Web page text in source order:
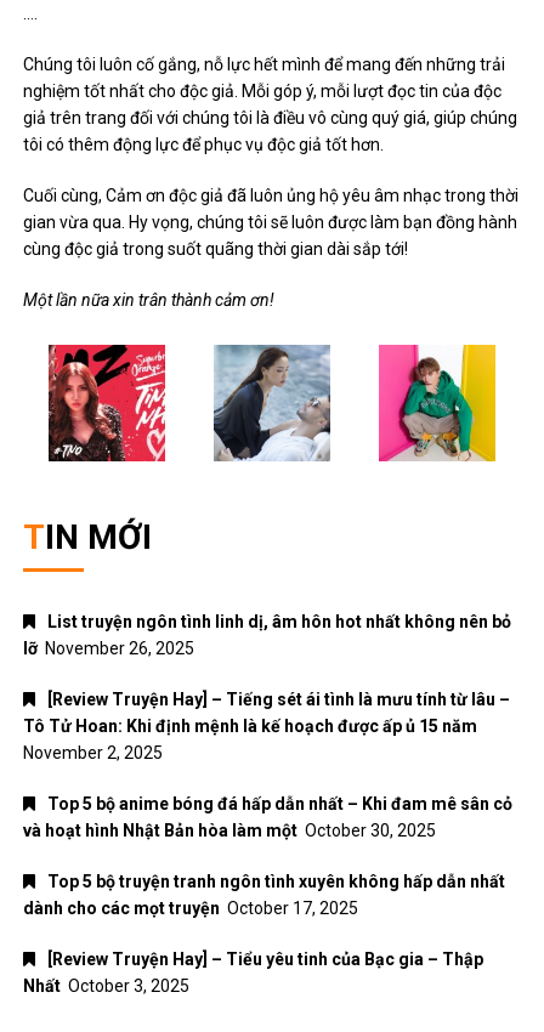
Chúng tôi luôn cố gắng, nỗ lực hết mình để mang đến những trải
nghiệm tốt nhất cho độc giả. Mỗi góp ý, mỗi lượt đọc tin của độc
giả trên trang đối với chúng tôi là điều vô cùng quý giá, giúp chúng
tôi có thêm động lực để phục vụ độc giả tốt hơn.
Cuối cùng, Cảm ơn độc giả đã luôn ủng hộ yêu âm nhạc trong thời
gian vừa qua. Hy vọng, chúng tôi sẽ luôn được làm bạn đồng hành
cùng độc giả trong suốt quãng thời gian dài sắp tới!
Một lần nữa xin trân thành cảm ơn!
TIN MỚI
List truyện ngôn tình linh dị, âm hôn hot nhất không nên bỏ
lỡ November 26, 2025
[Review Truyện Hay] – Tiếng sét ái tình là mưu tính từ lâu –
Tô Tử Hoan: Khi định mệnh là kế hoạch được ấp ủ 15 năm
November 2, 2025
Top 5 bộ anime bóng đá hấp dẫn nhất – Khi đam mê sân cỏ
và hoạt hình Nhật Bản hòa làm một October 30, 2025
Top 5 bộ truyện tranh ngôn tình xuyên không hấp dẫn nhất
dành cho các mọt truyện October 17, 2025
[Review Truyện Hay] – Tiểu yêu tinh của Bạc gia – Thập
Nhất October 3, 2025